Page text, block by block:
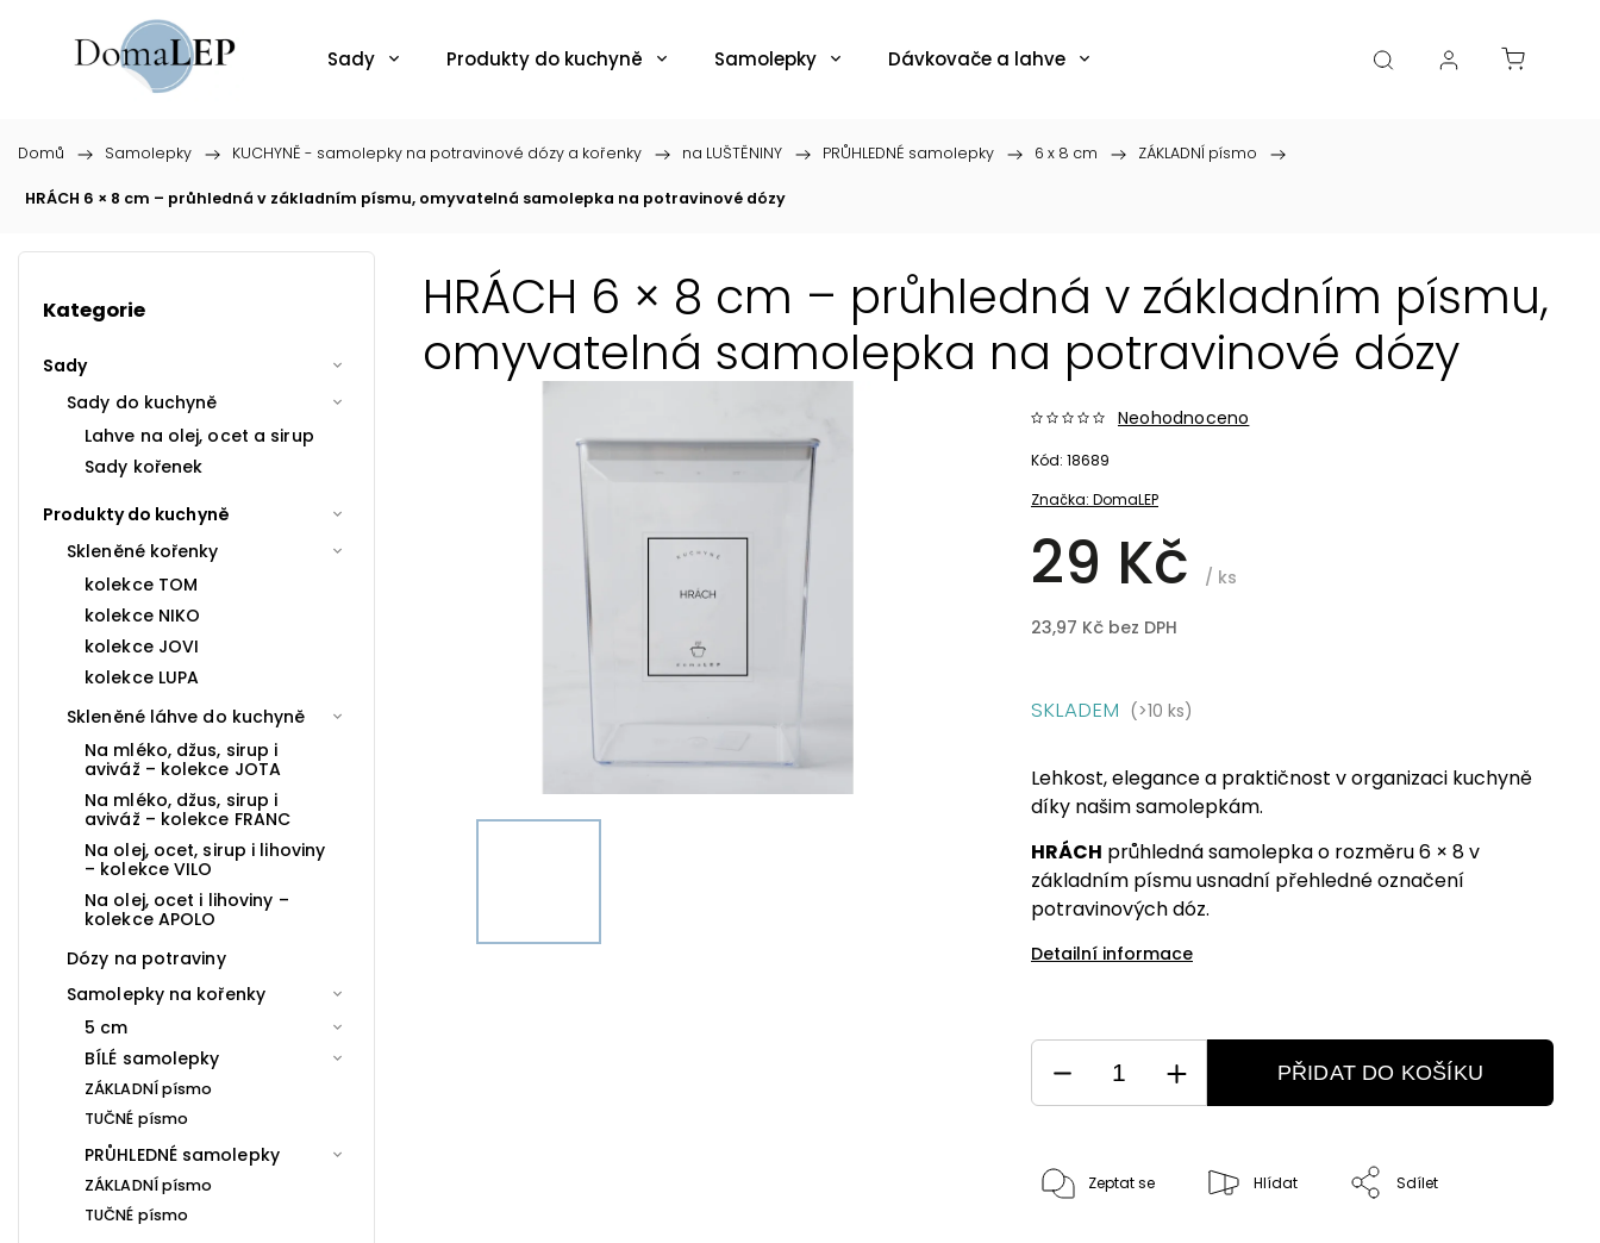
Sady Produkty do kuchyně Samolepky Dávkovače a lahve Boxy, dózy, kořenky, skleničky Akce
Domů / Samolepky / KUCHYNĚ - samolepky na potravinové dózy a kořenky / na LUŠTĚNINY / PRŮHLEDNÉ samolepky / 6 x 8 cm / ZÁKLADNÍ písmo /
HRÁCH 6 × 8 cm – průhledná v základním písmu, omyvatelná samolepka na potravinové dózy
Kategorie
Sady
Sady do kuchyně
Lahve na olej, ocet a sirup
Sady kořenek
Produkty do kuchyně
Skleněné kořenky
kolekce TOM
kolekce NIKO
kolekce JOVI
kolekce LUPA
Skleněné láhve do kuchyně
Na mléko, džus, sirup i
aviváž – kolekce JOTA
Na mléko, džus, sirup i
aviváž – kolekce FRANC
Na olej, ocet, sirup i lihoviny
– kolekce VILO
Na olej, ocet i lihoviny –
kolekce APOLO
Dózy na potraviny
Samolepky na kořenky
5 cm
BÍLÉ samolepky
ZÁKLADNÍ písmo
TUČNÉ písmo
PRŮHLEDNÉ samolepky
ZÁKLADNÍ písmo
TUČNÉ písmo
HRÁCH 6 × 8 cm – průhledná v základním písmu,
omyvatelná samolepka na potravinové dózy
Značka: DomaLEP
Neohodnoceno
29 Kč / ks
23,97 Kč bez DPH
Kód: 18689
Lehkost, elegance a praktičnost v organizaci kuchyně
díky našim samolepkám.
HRÁCH průhledná samolepka o rozměru 6 × 8 v
základním písmu usnadní přehledné označení
potravinových dóz.
Detailní informace
SKLADEM (>10 ks)
PŘIDAT DO KOŠÍKU
Zeptat se Hlídat Sdílet